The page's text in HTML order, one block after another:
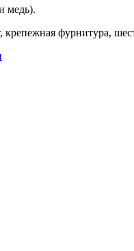
медь).
фурнитура,